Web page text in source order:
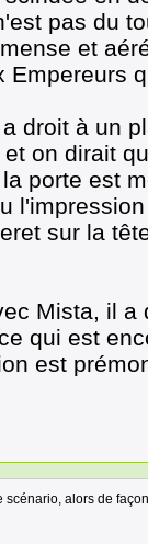
pas du
et
Empereurs
droit à un
on dirait
porte est
sur la
Mista, il
qui est
est
scénario, alors de